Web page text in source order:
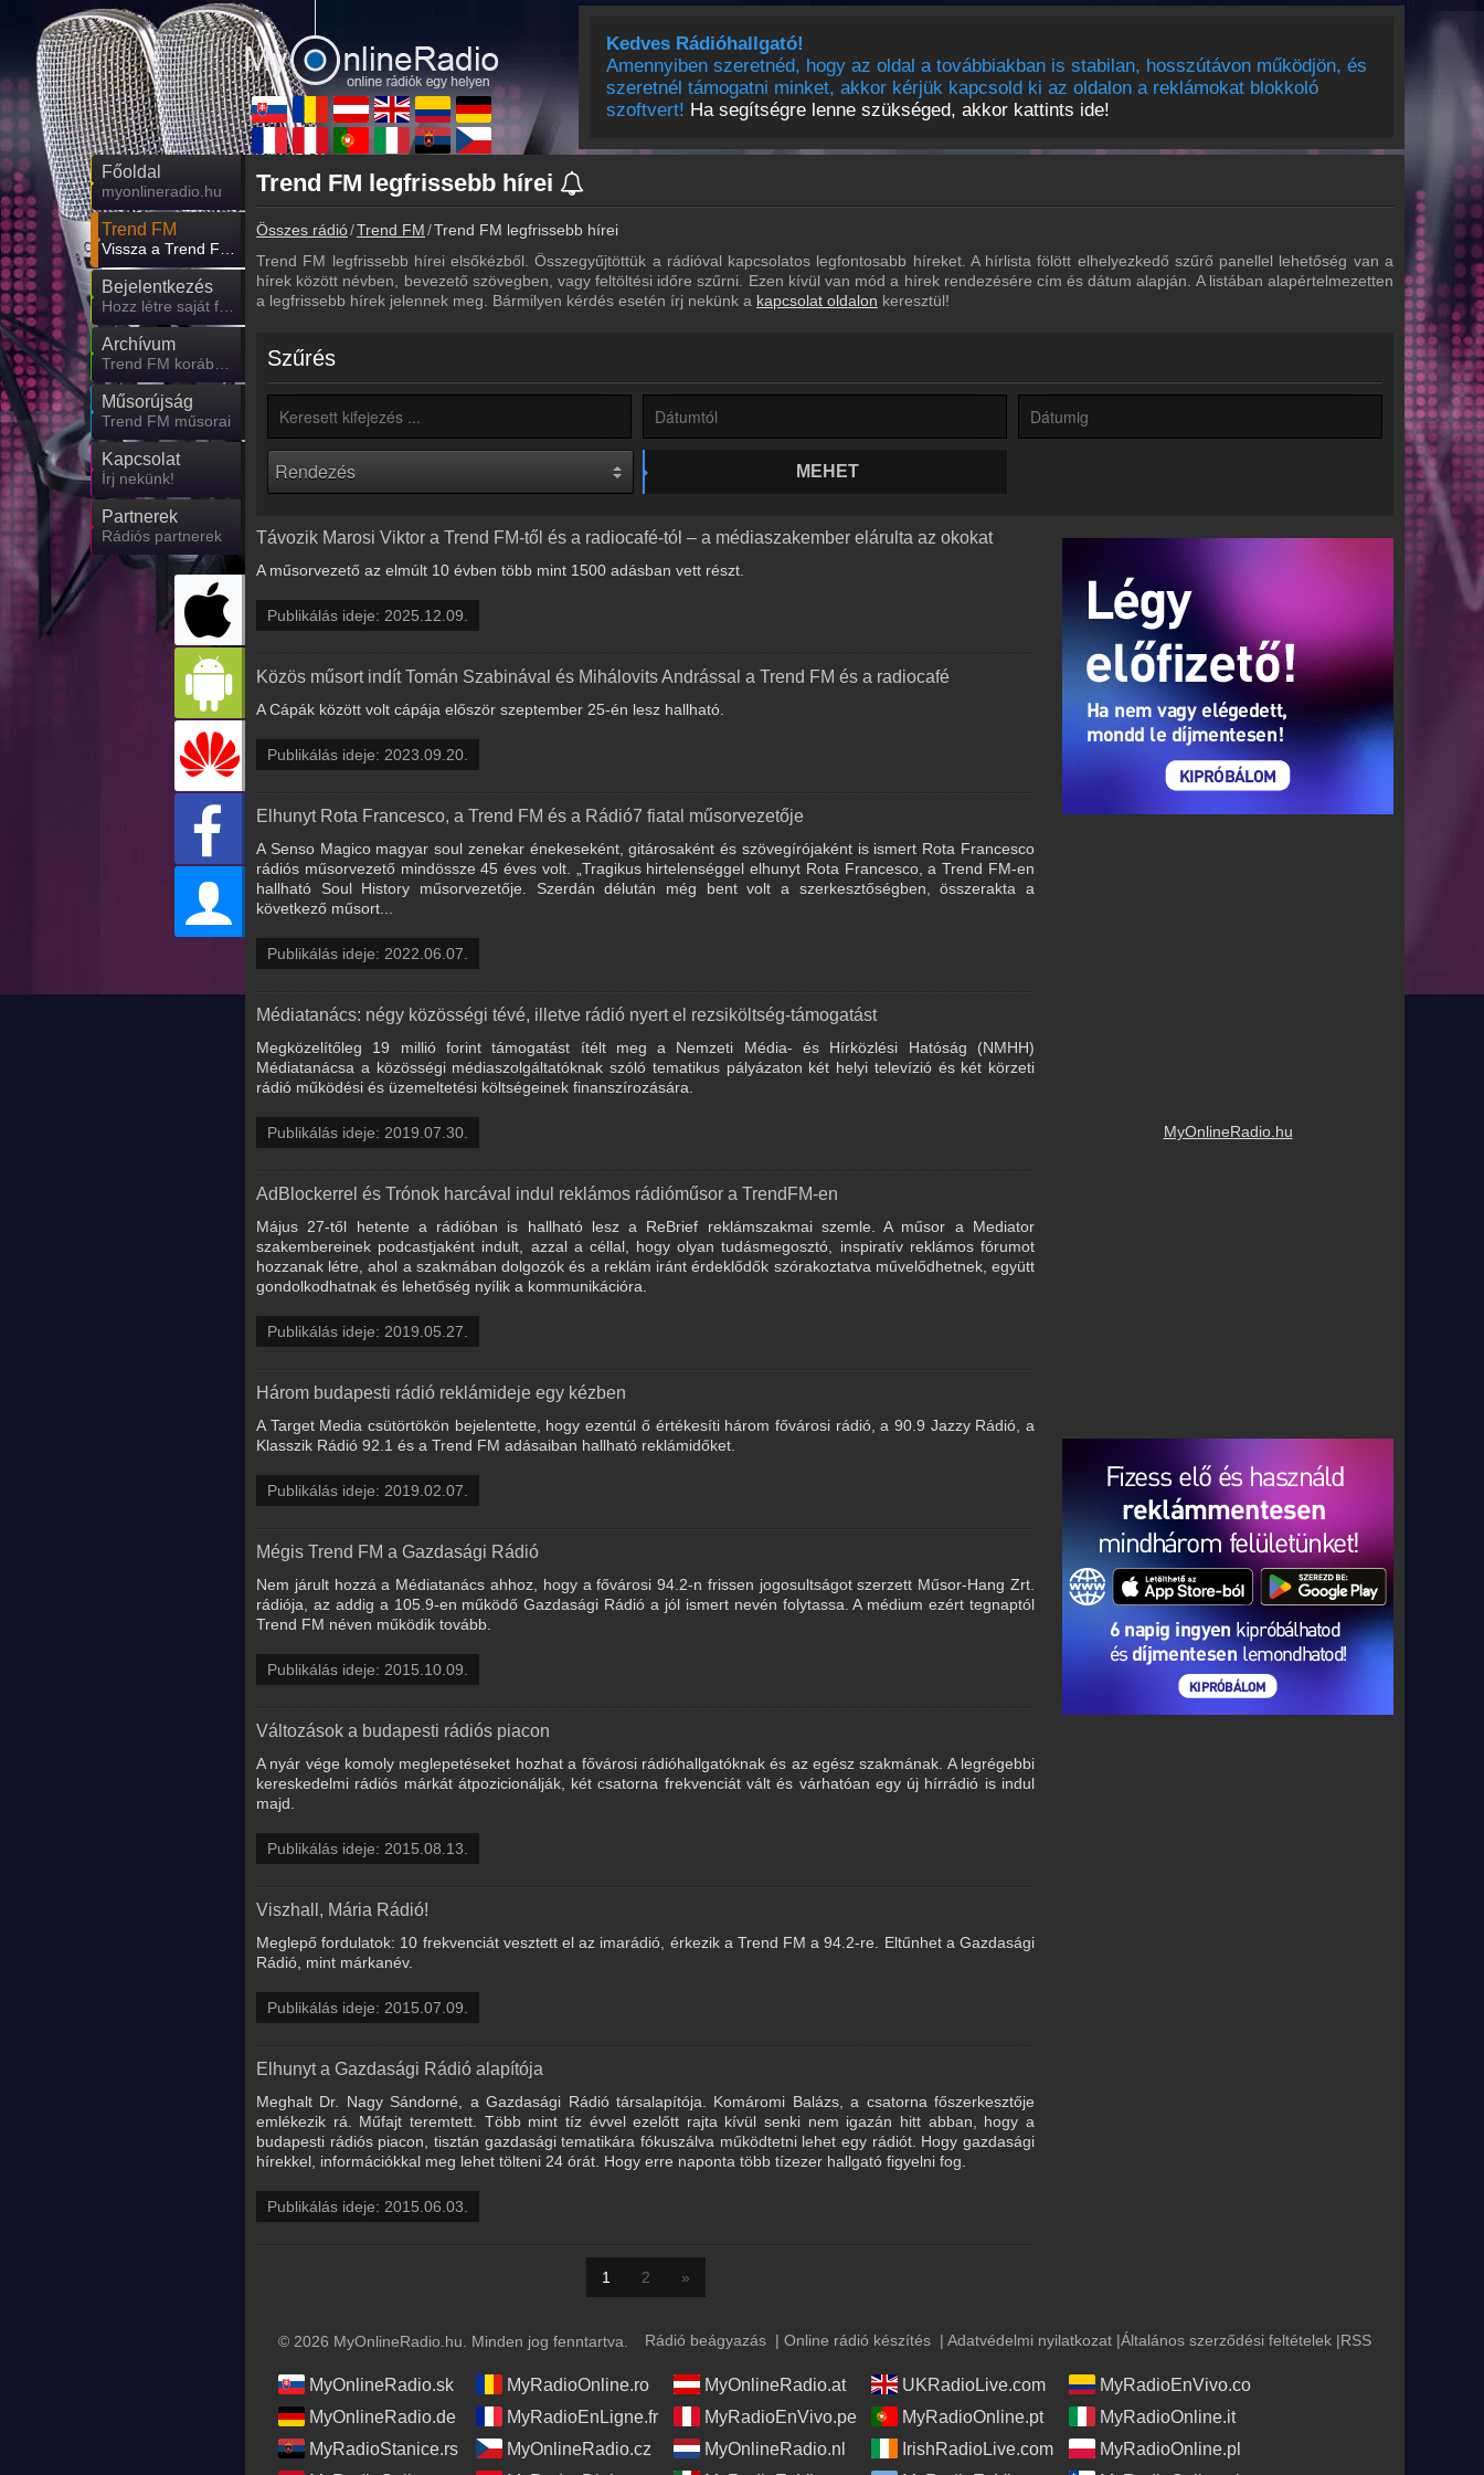
Kedves Rádióhallgató!
Amennyiben szeretnéd, hogy az oldal a továbbiakban is stabilan, hosszútávon működjön, és
szeretnél támogatni minket, akkor kérjük kapcsold ki az oldalon a reklámokat blokkoló
szoftvert! Ha segítségre lenne szükséged, akkor kattints ide!
Főoldal
myonlineradio.hu
Trend FM
Bejelentkezés
Archívum
Műsorújság
Trend FM műsorai
Kapcsolat
Írj nekünk!
Partnerek
Rádiós partnerek
Trend FM legfrissebb hírei
Összes rádió Trend FM Trend FM legfrissebb hírei
Trend FM legfrissebb hírei elsőkézből. Összegyűjtöttük a rádióval kapcsolatos legfontosabb híreket. A hírlista fölött elhelyezkedő szűrő panellel lehetőség van a
hírek között névben, bevezető szövegben, vagy feltöltési időre szűrni. Ezen kívül van mód a hírek rendezésére cím és dátum alapján. A listában alapértelmezetten
a legfrissebb hírek jelennek meg. Bármilyen kérdés esetén írj nekünk a kapcsolat oldalon keresztül!
Szűrés
MEHET
MyOnlineRadio.hu
Távozik Marosi Viktor a Trend FM-től és a radiocafé-tól – a médiaszakember elárulta az okokat
A műsorvezető az elmúlt 10 évben több mint 1500 adásban vett részt.
Publikálás ideje: 2025.12.09.
Közös műsort indít Tomán Szabinával és Mihálovits Andrással a Trend FM és a radiocafé
A Cápák között volt cápája először szeptember 25-én lesz hallható.
Publikálás ideje: 2023.09.20.
Elhunyt Rota Francesco, a Trend FM és a Rádió7 fiatal műsorvezetője
A Senso Magico magyar soul zenekar énekeseként, gitárosaként és szövegírójaként is ismert Rota Francesco
rádiós műsorvezető mindössze 45 éves volt. „Tragikus hirtelenséggel elhunyt Rota Francesco, a Trend FM-en
hallható Soul History műsorvezetője. Szerdán délután még bent volt a szerkesztőségben, összerakta a
következő műsort...
Publikálás ideje: 2022.06.07.
Médiatanács: négy közösségi tévé, illetve rádió nyert el rezsiköltség-támogatást
Megközelítőleg 19 millió forint támogatást ítélt meg a Nemzeti Média- és Hírközlési Hatóság (NMHH)
Médiatanácsa a közösségi médiaszolgáltatóknak szóló tematikus pályázaton két helyi televízió és két körzeti
rádió működési és üzemeltetési költségeinek finanszírozására.
Publikálás ideje: 2019.07.30.
AdBlockerrel és Trónok harcával indul reklámos rádióműsor a TrendFM-en
Május 27-től hetente a rádióban is hallható lesz a ReBrief reklámszakmai szemle. A műsor a Mediator
szakembereinek podcastjaként indult, azzal a céllal, hogy olyan tudásmegosztó, inspiratív reklámos fórumot
hozzanak létre, ahol a szakmában dolgozók és a reklám iránt érdeklődők szórakoztatva művelődhetnek, együtt
gondolkodhatnak és lehetőség nyílik a kommunikációra.
Publikálás ideje: 2019.05.27.
Három budapesti rádió reklámideje egy kézben
A Target Media csütörtökön bejelentette, hogy ezentúl ő értékesíti három fővárosi rádió, a 90.9 Jazzy Rádió, a
Klasszik Rádió 92.1 és a Trend FM adásaiban hallható reklámidőket.
Publikálás ideje: 2019.02.07.
Mégis Trend FM a Gazdasági Rádió
Nem járult hozzá a Médiatanács ahhoz, hogy a fővárosi 94.2-n frissen jogosultságot szerzett Műsor-Hang Zrt.
rádiója, az addig a 105.9-en működő Gazdasági Rádió a jól ismert nevén folytassa. A médium ezért tegnaptól
Trend FM néven működik tovább.
Publikálás ideje: 2015.10.09.
Változások a budapesti rádiós piacon
A nyár vége komoly meglepetéseket hozhat a fővárosi rádióhallgatóknak és az egész szakmának. A legrégebbi
kereskedelmi rádiós márkát átpozicionálják, két csatorna frekvenciát vált és várhatóan egy új hírrádió is indul
majd.
Publikálás ideje: 2015.08.13.
Viszhall, Mária Rádió!
Meglepő fordulatok: 10 frekvenciát vesztett el az imarádió, érkezik a Trend FM a 94.2-re. Eltűnhet a Gazdasági
Rádió, mint márkanév.
Publikálás ideje: 2015.07.09.
Elhunyt a Gazdasági Rádió alapítója
Meghalt Dr. Nagy Sándorné, a Gazdasági Rádió társalapítója. Komáromi Balázs, a csatorna főszerkesztője
emlékezik rá. Műfajt teremtett. Több mint tíz évvel ezelőtt rajta kívül senki nem igazán hitt abban, hogy a
budapesti rádiós piacon, tisztán gazdasági tematikára fókuszálva működtetni lehet egy rádiót. Hogy gazdasági
hírekkel, információkkal meg lehet tölteni 24 órát. Hogy erre naponta több tízezer hallgató figyelni fog.
Publikálás ideje: 2015.06.03.
1 2 »
© 2026 MyOnlineRadio.hu. Minden jog fenntartva. Rádió beágyazás | Online rádió készítés | Adatvédelmi nyilatkozat |Általános szerződési feltételek |RSS
MyOnlineRadio.sk MyRadioOnline.ro MyOnlineRadio.at UKRadioLive.com
MyRadioEnVivo.co
MyOnlineRadio.de
MyRadioEnLigne.fr MyRadioEnVivo.pe MyRadioOnline.pt
MyRadioOnline.it
MyRadioStanice.rs
MyOnlineRadio.cz MyOnlineRadio.nl IrishRadioLive.com
MyRadioOnline.pl